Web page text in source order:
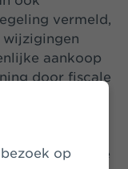
vermeld,
aankoop
door fiscale
van de
in de